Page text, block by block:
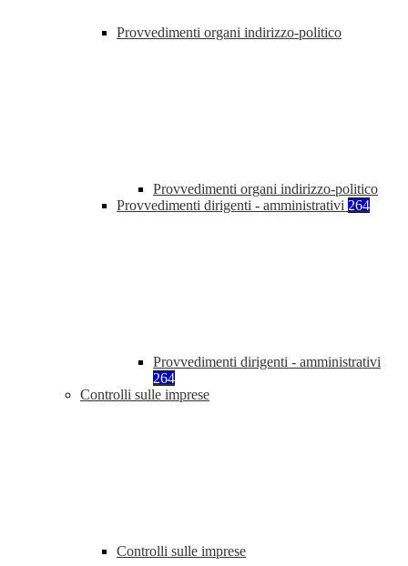
Provvedimenti organi indirizzo-politico
Provvedimenti organi indirizzo-politico
Provvedimenti dirigenti - amministrativi 264
Provvedimenti dirigenti - amministrativi
264
Controlli sulle imprese
Controlli sulle imprese